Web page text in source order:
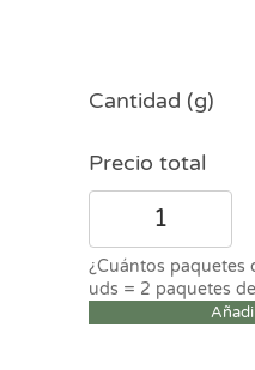
Cantidad (g)
Precio total
vaporizado
cantidad